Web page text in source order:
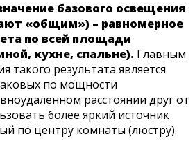
базового освещения
«общим») – равномерное
по всей площади
кухне, спальне). Главным
такого результата является
по мощности
расстоянии друг от
более яркий источник
по центру комнаты (люстру).